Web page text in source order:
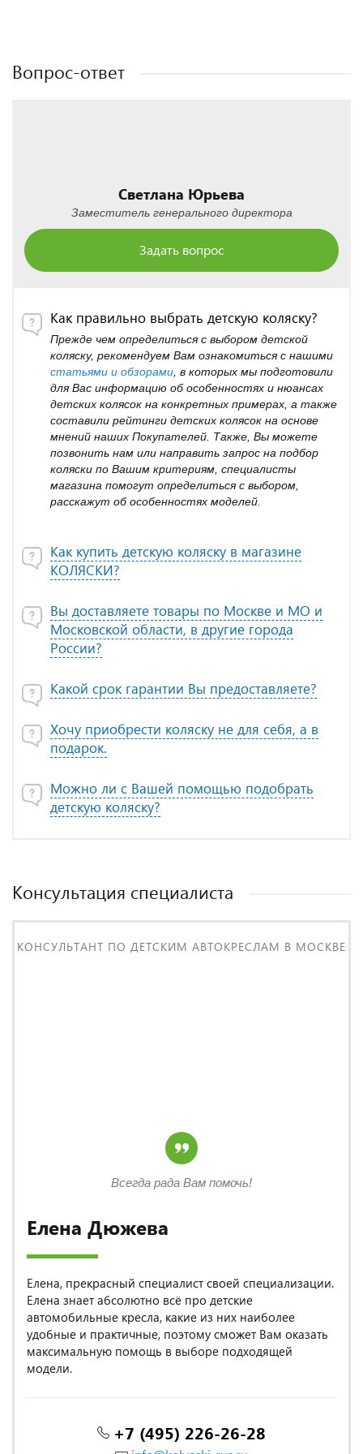
Вопрос-ответ
Светлана Юрьева
Заместитель генерального директора
Задать вопрос
Как правильно выбрать детскую коляску?
Прежде чем определиться с выбором детской
коляску, рекомендуем Вам ознакомиться с нашими
статьями и обзорами , в которых мы подготовили
для Вас информацию об особенностях и нюансах
детских колясок на конкретных примерах, а также
составили рейтинги детских колясок на основе
мнений наших Покупателей. Также, Вы можете
позвонить нам или направить запрос на подбор
коляски по Вашим критериям, специалисты
магазина помогут определиться с выбором,
расскажут об особенностях моделей.
Как купить детскую коляску в магазине
КОЛЯСКИ?
Вы доставляете товары по Москве и МО и
Московской области, в другие города
России?
Какой срок гарантии Вы предоставляете?
Хочу приобрести коляску не для себя, а в
подарок.
Можно ли с Вашей помощью подобрать
детскую коляску?
Консультация специалиста
КОНСУЛЬТАНТ ПО ДЕТСКИМ АВТОКРЕСЛАМ В МОСКВЕ
Елена Дюжева
Елена, прекрасный специалист своей специализации.
Елена знает абсолютно всё про детские
автомобильные кресла, какие из них наиболее
удобные и практичные, поэтому сможет Вам оказать
максимальную помощь в выборе подходящей
модели.
+7 (495) 226-26-28
Всегда рада Вам помочь!